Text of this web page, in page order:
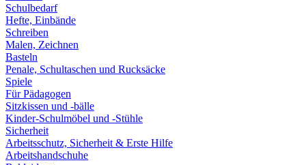
Schulbedarf
Hefte, Einbände
Schreiben
Malen, Zeichnen
Basteln
Penale, Schultaschen und Rucksäcke
Spiele
Für Pädagogen
Sitzkissen und -bälle
Kinder-Schulmöbel und -Stühle
Sicherheit
Arbeitsschutz, Sicherheit & Erste Hilfe
Arbeitshandschuhe